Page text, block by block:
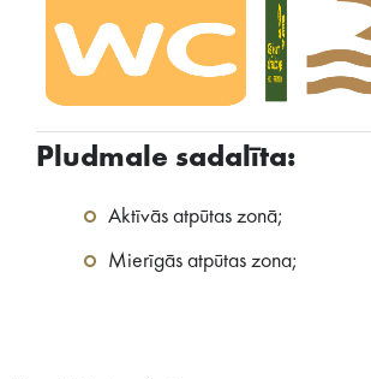
Pludmale sadalīta:
Aktīvās atpūtas zonā;
Mierīgās atpūtas zona;